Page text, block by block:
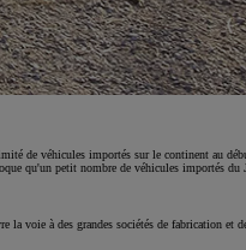
de véhicules importés sur le continent
qu'un petit nombre de véhicules importés du
voie à des grandes sociétés de fabrication et